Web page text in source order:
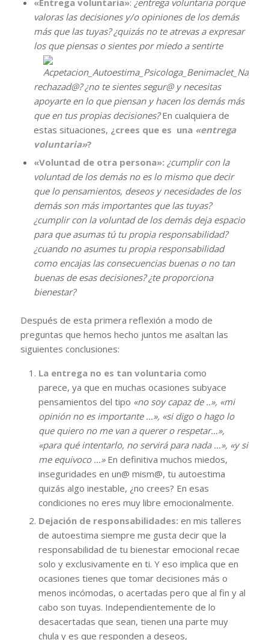
valoras las decisiones y/o opiniones de los demás
más que las tuyas? ¿quizás no te atrevas a expresar
los que piensas o sientes por miedo a sentirte
rechazad@? ¿no te sientes segur@ y necesitas
apoyarte en lo que piensan y hacen los demás más
que en tus propias decisiones?En cualquiera de
estas situaciones, ¿crees que es una «entrega
voluntaria»?
«Voluntad de otra persona»: ¿cumplir con la
voluntad de los demás no es lo mismo que decir
que lo pensamientos, deseos y necesidades de los
demás son más importantes que las tuyas?
¿cumplir con la voluntad de los demás deja espacio
para que asumas tú tu propia responsabilidad?
¿cuando no asumes tu propia responsabilidad
como encajas las consecuencias buenas o no tan
buenas de esas decisiones? ¿te proporciona
bienestar?
Después de esta primera reflexión a modo de
preguntas que hemos hecho juntos me asaltan las
siguientes conclusiones:
La entrega no es tan voluntariacomo
parece, ya que en muchas ocasiones subyace
pensamientos del tipo «no soy capaz de ..», «mi
opinión no es importante …», «si digo o hago lo
que quiero no me van a querer o respetar…»,
«para qué intentarlo, no servirá para nada …», «y si
me equivoco …» En definitiva muchos miedos,
inseguridades en un@ mism@, tu autoestima
quizás algo inestable, ¿no crees? En esas
condiciones no eres muy libre emocionalmente.
Dejación de responsabilidades: en mis talleres
de autoestima siempre me gusta decir que la
responsabilidad de tu bienestar emocional recae
solo y exclusivamente en ti. Y eso implica que en
ocasiones tienes que tomar decisiones más o
menos incómodas, o acertadas pero que al fin y al
cabo son tuyas. Independientemente de lo
desacertadas que sean, tienen una parte muy
chula y es que responden a deseos,